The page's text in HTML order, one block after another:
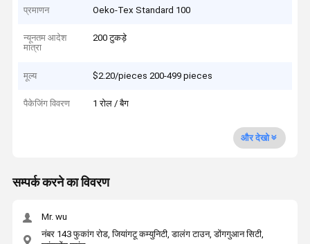
प्रमाणन Oeko-Tex Standard 100
न्यूनतम आदेश
मात्रा
200 टुकड़े
मूल्य $2.20/pieces 200-499 pieces
पैकेजिंग विवरण 1 रोल / बैग
और देखो
सम्पर्क करने का विवरण
Mr. wu
नंबर 143 फुकांग रोड, जियांगटू कम्युनिटी, डालंग टाउन, डोंगगुआन सिटी,